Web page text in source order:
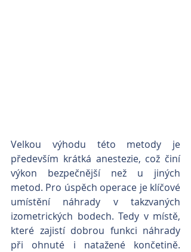
Velkou výhodu této metody je
především krátká anestezie, což činí
výkon bezpečnější než u jiných
metod. Pro úspěch operace je klíčové
umístění náhrady v takzvaných
izometrických bodech. Tedy v místě,
které zajistí dobrou funkci náhrady
při ohnuté i natažené končetině.